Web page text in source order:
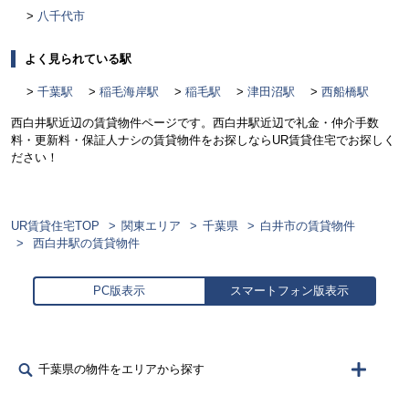
八千代市
よく見られている駅
千葉駅 稲毛海岸駅 稲毛駅 津田沼駅 西船橋駅
西白井駅近辺の賃貸物件ページです。西白井駅近辺で礼金・仲介手数
料・更新料・保証人ナシの賃貸物件をお探しならUR賃貸住宅でお探しく
ださい！
UR賃貸住宅TOP 関東エリア 千葉県
白井市の賃貸物件
西白井駅の賃貸物件
PC版表示 スマートフォン版表示
千葉県の物件をエリアから探す